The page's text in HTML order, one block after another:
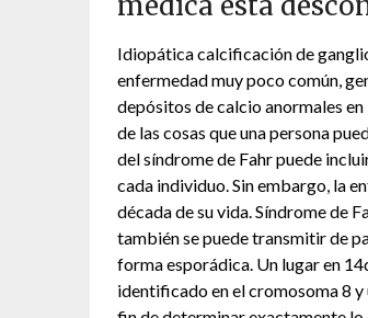
Idiopática calcificación de
enfermedad muy poco común,
depósitos de calcio anormales
de las cosas que una persona
del síndrome de Fahr puede
cada individuo. Sin embargo, la
década de su vida. Síndrome de
también se puede transmitir de
forma esporádica. Un lugar en
identificado en el cromosoma 8 y